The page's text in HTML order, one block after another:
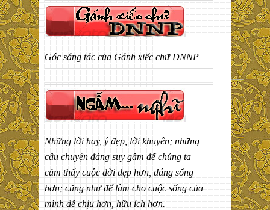
Góc sáng tác của Gánh xiếc chữ DNNP
Những lời hay, ý đẹp, lời khuyên; những
câu chuyện đáng suy gẫm để chúng ta
cảm thấy cuộc đời đẹp hơn, đáng sống
hơn; cũng như để làm cho cuộc sống của
mình dễ chịu hơn, hữu ích hơn.